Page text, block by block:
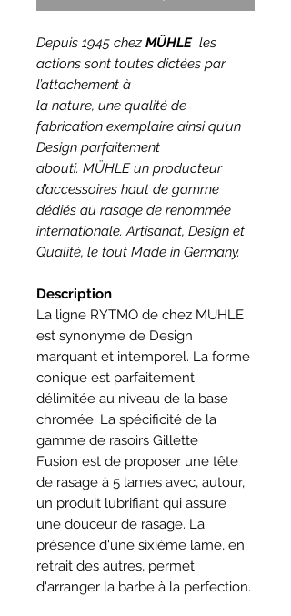
Depuis 1945 chez MÜHLEles
actions sont toutes dictées par
l’attachement à
la nature, une qualité de
fabrication exemplaire ainsi qu’un
Design parfaitement
abouti. MÜHLE un producteur
d’accessoires haut de gamme
dédiés au rasage de renommée
internationale. Artisanat, Design et
Qualité, le tout Made in Germany.
Description
La ligne RYTMO de chez MUHLE
est synonyme de Design
marquant et intemporel. La forme
conique est parfaitement
délimitée au niveau de la base
chromée. La spécificité de la
gamme de rasoirs Gillette
Fusion est de proposer une tête
de rasage à 5 lames avec, autour,
un produit lubrifiant qui assure
une douceur de rasage. La
présence d'une sixième lame, en
retrait des autres, permet
d'arranger la barbe à la perfection.